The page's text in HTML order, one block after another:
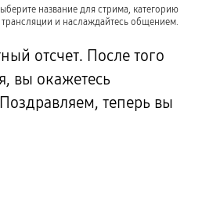
название для стрима, категорию
трансляции и наслаждайтесь общением.
отсчет. После того
вы окажетесь
теперь вы